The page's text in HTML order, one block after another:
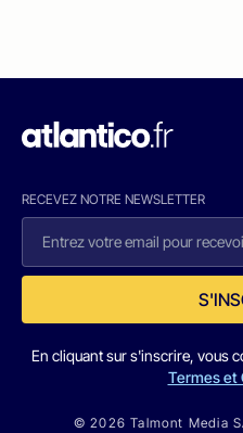
RECEVEZ NOTRE NEWSLETTER
En cliquant sur s'inscrire, vous
Termes et
© 2026 Talmont Media